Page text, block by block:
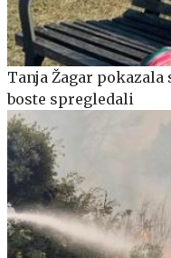
Tanja Žagar
boste spregledali